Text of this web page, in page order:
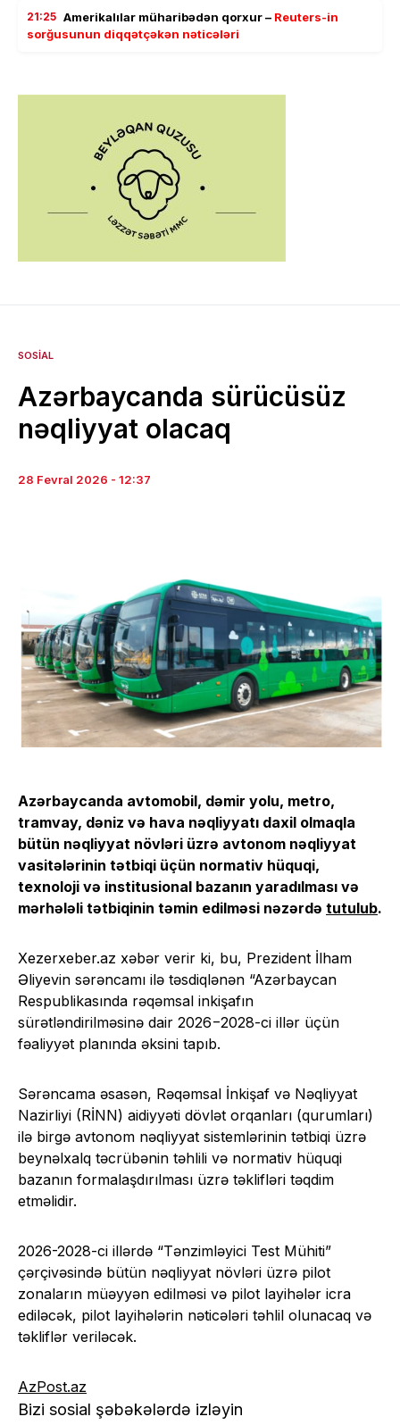
21:25 Amerikalılar müharibədən qorxur – Reuters-in
sorğusunun diqqətçəkən nəticələri
SOSIAL
Azərbaycanda sürücüsüz
nəqliyyat olacaq
28 Fevral 2026 - 12:37
Azərbaycanda avtomobil, dəmir yolu, metro,
tramvay, dəniz və hava nəqliyyatı daxil olmaqla
bütün nəqliyyat növləri üzrə avtonom nəqliyyat
vasitələrinin tətbiqi üçün normativ hüquqi,
texnoloji və institusional bazanın yaradılması və
mərhələli tətbiqinin təmin edilməsi nəzərdə tutulub.
Xezerxeber.az xəbər verir ki, bu, Prezident İlham
Əliyevin sərəncamı ilə təsdiqlənən “Azərbaycan
Respublikasında rəqəmsal inkişafın
sürətləndirilməsinə dair 2026−2028-ci illər üçün
fəaliyyət planında əksini tapıb.
Sərəncama əsasən, Rəqəmsal İnkişaf və Nəqliyyat
Nazirliyi (RİNN) aidiyyəti dövlət orqanları (qurumları)
ilə birgə avtonom nəqliyyat sistemlərinin tətbiqi üzrə
beynəlxalq təcrübənin təhlili və normativ hüquqi
bazanın formalaşdırılması üzrə təklifləri təqdim
etməlidir.
2026-2028-ci illərdə “Tənzimləyici Test Mühiti”
çərçivəsində bütün nəqliyyat növləri üzrə pilot
zonaların müəyyən edilməsi və pilot layihələr icra
ediləcək, pilot layihələrin nəticələri təhlil olunacaq və
təkliflər veriləcək.
AzPost.az
Bizi sosial şəbəkələrdə izləyin